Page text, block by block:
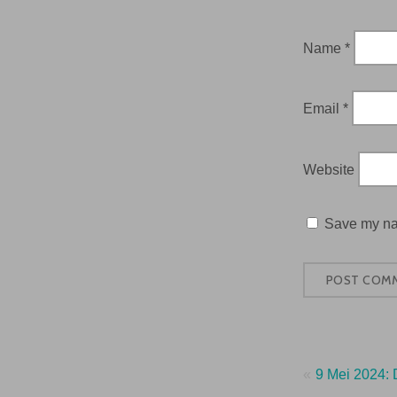
Name *
Email *
Website
Save my
Post
9 Mei 2024: